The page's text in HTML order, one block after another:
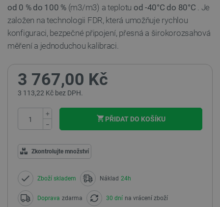
od 0 % do 100 %(m3/m3) a teplotu od -40°C do 80°C . Je
založen na technologii FDR, která umožňuje rychlou
konfiguraci, bezpečné připojení, přesná a širokorozsahová
měření a jednoduchou kalibraci.
3 767,00 Kč
3 113,22 Kč bez DPH.
+
−
PŘIDAT DO KOŠÍKU
Zkontrolujte množství
Zboží skladem Náklad 24h
Doprava zdarma 30 dní na vrácení zboží